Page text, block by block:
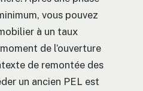
vous pouvez
à un taux
de l’ouverture
de remontée des
un ancien PEL est